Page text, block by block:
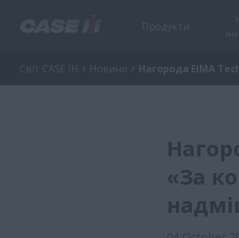
Світ CASE IH Новини Нагорода EIMA
«За